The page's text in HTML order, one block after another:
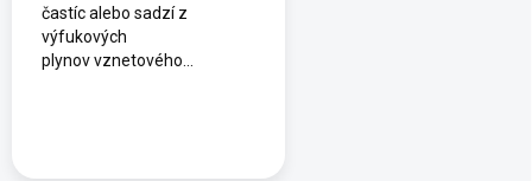
častíc alebo sadzí z
výfukových
plynov vznetového...